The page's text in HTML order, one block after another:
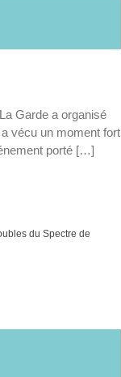
Garde a organisé
vécu un moment fort
porté […]
du Spectre de